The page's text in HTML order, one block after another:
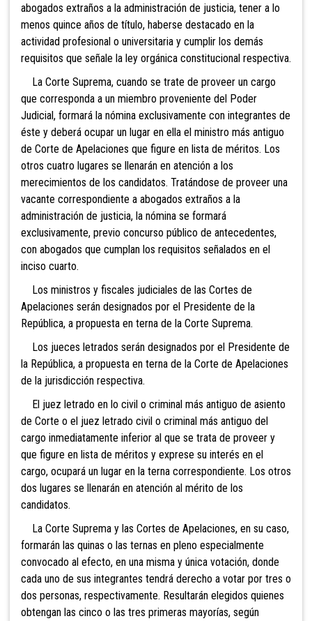
abogados extraños a la administración de justicia, tener a lo
menos quince años de título, haberse destacado en la
actividad profesional o universitaria y cumplir los demás
requisitos que señale la ley orgánica constitucional respectiva.
La Corte Suprema, cuando se trate de proveer un cargo
que corresponda a un miembro proveniente del Poder
Judicial, formará la nómina exclusivamente con integrantes de
éste y deberá ocupar un lugar en ella el ministro más antiguo
de Corte de Apelaciones que figure en lista de méritos. Los
otros cuatro lugares se llenarán en atención a los
merecimientos de los candidatos. Tratándose de proveer una
vacante correspondiente a abogados extraños a la
administración de justicia, la nómina se formará
exclusivamente, previo concurso público de antecedentes,
con abogados que cumplan los requisitos señalados en el
inciso cuarto.
Los ministros y fiscales judiciales de las Cortes de
Apelaciones serán designados por el Presidente de la
República, a propuesta en terna de la Corte Suprema.
Los jueces letrados serán designados por el Presidente de
la República, a propuesta en terna de la Corte de Apelaciones
de la jurisdicción respectiva.
El juez letrado en lo civil o criminal más antiguo de asiento
de Corte o el juez letrado civil o criminal más antiguo del
cargo inmediatamente inferior al que se trata de proveer y
que figure en lista de méritos y exprese su interés en el
cargo, ocupará un lugar en la terna correspondiente. Los otros
dos lugares se llenarán en atención al mérito de los
candidatos.
La Corte Suprema y las Cortes de Apelaciones, en su caso,
formarán las quinas o las ternas en pleno especialmente
convocado al efecto, en una misma y única votación, donde
cada uno de sus integrantes tendrá derecho a votar por tres o
dos personas, respectivamente. Resultarán elegidos quienes
obtengan las cinco o las tres primeras mayorías, según